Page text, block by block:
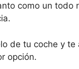
como un todo
de tu coche y te
opción.